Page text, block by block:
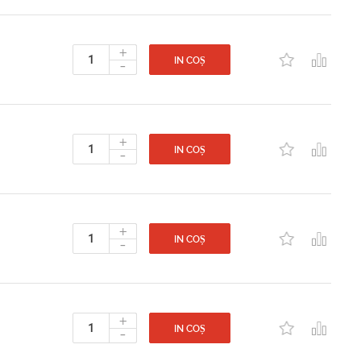
+
- IN COȘ
+
- IN COȘ
+
- IN COȘ
+
- IN COȘ